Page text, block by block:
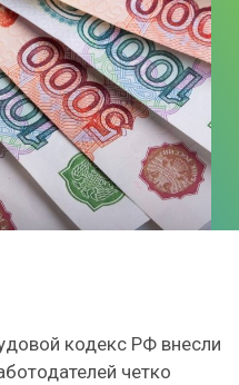
кодекс РФ внесли
четко